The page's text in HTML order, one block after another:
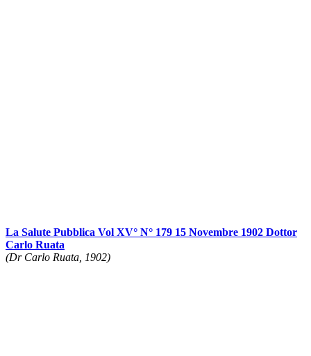
La Salute Pubblica Vol XV° N° 179 15 Novembre 1902 Dottor
Carlo Ruata
(Dr Carlo Ruata, 1902)